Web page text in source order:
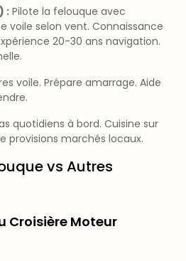
: Pilote la felouque avec
voile selon vent. Connaissance
20-30 ans navigation.
voile. Prépare amarrage. Aide
quotidiens à bord. Cuisine sur
provisions marchés locaux.
vs Autres
Croisière Moteur